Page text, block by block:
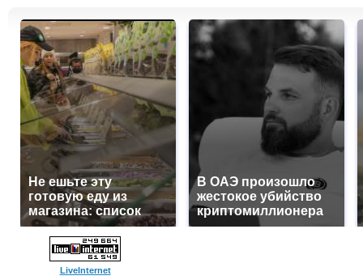
Не ешьте эту
готовую еду из
магазина: список
В ОАЭ произошло
жестокое убийство
криптомиллионера
LiveInternet